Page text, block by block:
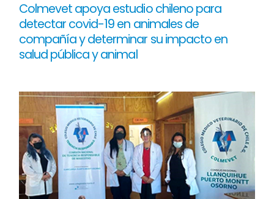
Colmevet apoya estudio chileno para
detectar covid-19 en animales de
compañía y determinar su impacto en
salud pública y animal